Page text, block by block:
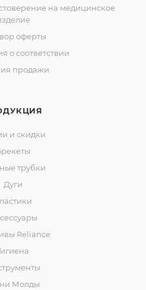
на медицинское
оферты
о соответствии
продажи
и скидки
трубки
Дуги
Reliance
Молды